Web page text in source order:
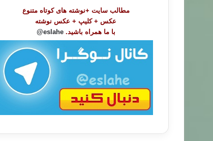
مطالب سایت +نوشته های کوتاه متنوع
عکس + کلیپ + عکس نوشته
با ما همراه باشید. eslahe@